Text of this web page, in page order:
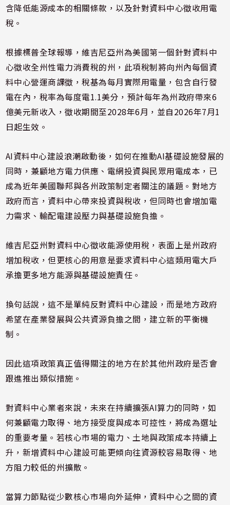
含降低能源成本的相關條款，以及針對資料中心徵收用電
稅。
根據標普全球報導，維吉尼亞州為美國第一個針對資料中
心徵收全州性電力消費稅的州，此項稅制將向州內每個資
料中心營運商課徵，稅基為每月實際用電量，包含自行發
電在內，稅率為每度電1.1美分，預計每年為州政府帶來6
億美元新收入，徵收期間至2028年6月，並自2026年7月1
日起生效。
AI資料中心建設浪潮啟動後，如何在推動AI基礎設施發展的
同時，兼顧地方電力供應、電網投資與民眾用電成本，已
成為近年美國聯邦與各州政策制定者關注的議題。對地方
政府而言，資料中心帶來投資與稅收，但同時也會增加電
力需求、輸配電建設壓力與基礎設施負擔。
維吉尼亞州對資料中心徵收能源使用稅，表面上是州政府
增加稅收，但更核心的用意是要求資料中心這類用電大戶
承擔更多地方能源與基礎設施責任。
換句話說，這不是單純反對資料中心建設，而是地方政府
希望在產業發展與公共資源負擔之間，建立新的平衡機
制。
因此這項政策真正值得關注的地方在於其他州政府是否會
跟進推出類似措施。
對資料中心業者來說，未來在持續擴張AI算力的同時，如
何兼顧電力取得、地方接受度與成本可控性，將成為選址
的重要考量。若核心市場的電力、土地與政策成本持續上
升，新增資料中心建設可能更傾向往資源較容易取得、地
方阻力較低的州擴散。
當算力節點從少數核心市場向外延伸，資料中心之間的資